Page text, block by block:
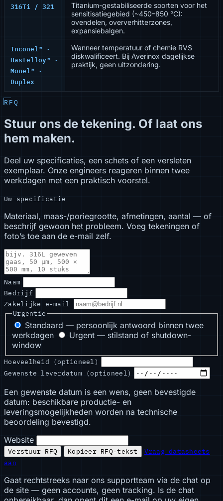
316Ti / 321
Titanium-gestabiliseerde soorten voor het
sensitisatiegebied (~450–850 °C):
ovendelen, oververhitterzones,
expansiebalgen.
Inconel™ ·
Hastelloy™ ·
Monel™ ·
Duplex
Wanneer temperatuur of chemie RVS
diskwalificeert. Bij Averinox dagelijkse
praktijk, geen uitzondering.
RFQ
Stuur ons de tekening. Of laat ons
hem maken.
Deel uw specificaties, een schets of een versleten
exemplaar. Onze engineers reageren binnen twee
werkdagen met een praktisch voorstel.
Uw specificatie
Materiaal, maas-/poriegrootte, afmetingen, aantal — of
beschrijf gewoon het probleem. Voeg tekeningen of
foto’s toe aan de e-mail zelf.
Naam
Bedrijf
Zakelijke e-mail
Urgentie
Standaard — persoonlijk antwoord binnen twee
werkdagen
Urgent — stilstand of shutdown-
window
Hoeveelheid (optioneel)
Gewenste leverdatum (optioneel)
Een gewenste datum is een wens, geen bevestigde
datum: beschikbare productie- en
leveringsmogelijkheden worden na technische
beoordeling bevestigd.
Website
Verstuur RFQ Kopieer RFQ-tekst
Vraag datasheets
aan
Gaat rechtstreeks naar ons supportteam via de chat op
de site — geen accounts, geen tracking. Is de chat